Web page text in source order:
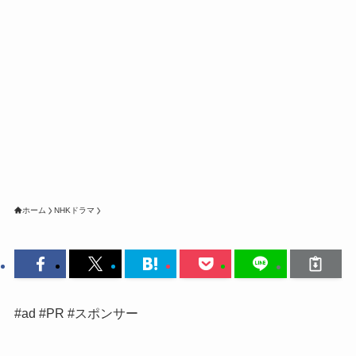
ホーム NHKドラマ
#ad #PR #スポンサー